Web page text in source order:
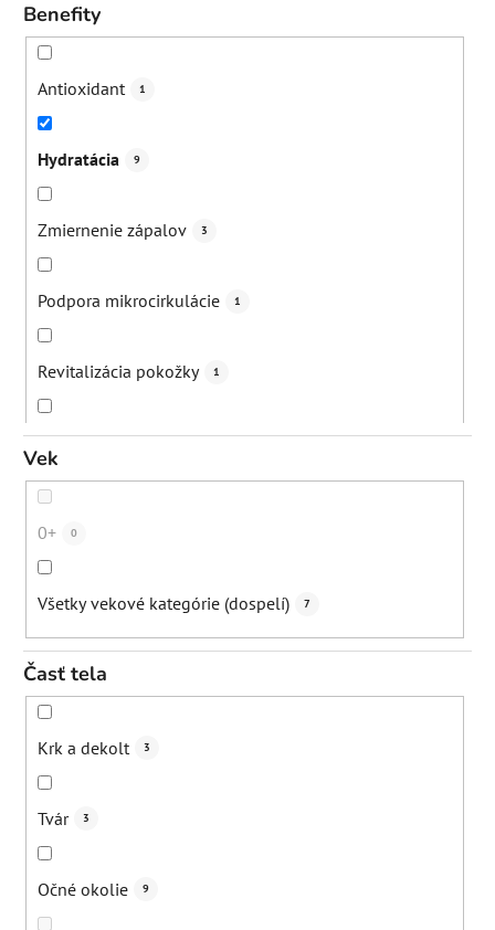
Benefity
Antioxidant 1
Hydratácia 9
Zmiernenie zápalov 3
Podpora mikrocirkulácie 1
Revitalizácia pokožky 1
Udržanie hydratácie
Redukcia kruhov pod očami 5
Redukcia opuchov
Rozjasnenie
Spevnenie poko
Vek
0+ 0
Všetky vekové kategórie (dospelí) 7
Časť tela
Krk a dekolt 3
Tvár 3
Očné okolie 9